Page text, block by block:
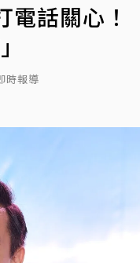
話關心！
時報導